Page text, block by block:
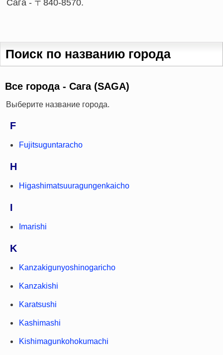
Сага - 〒840-8570.
Поиск по названию города
Все города - Сага (SAGA)
Выберите название города.
F
Fujitsuguntaracho
H
Higashimatsuuragungenkaicho
I
Imarishi
K
Kanzakigunyoshinogaricho
Kanzakishi
Karatsushi
Kashimashi
Kishimagunkohokumachi